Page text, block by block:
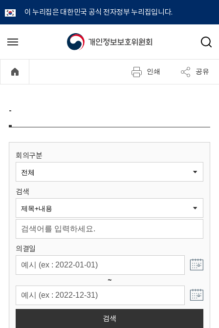
이 누리집은 대한민국 공식 전자정부 누리집입니다.
개
정
보
원
회
메
기
검
인쇄 공유
-
회의구분
검색
의결일
~
검색